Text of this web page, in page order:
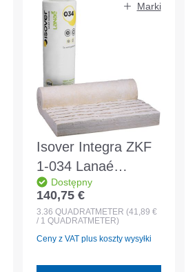
Marki
Isover Integra ZKF
1-034 Lanaé
2800x1200x220mm
filc mocujący
między krokwiami
Dostępny
Cena regularna:
140,75 €
3.36 QUADRATMETER (41,89 €
/ 1 QUADRATMETER)
Ceny z VAT plus koszty wysyłki